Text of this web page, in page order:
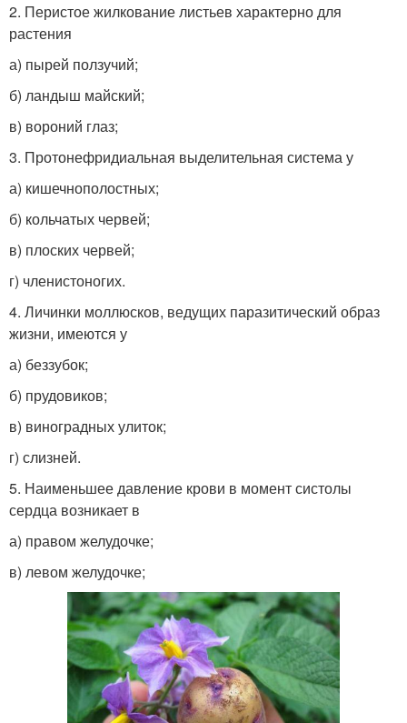
2. Перистое жилкование листьев характерно для
растения
а) пырей ползучий;
б) ландыш майский;
в) вороний глаз;
3. Протонефридиальная выделительная система у
а) кишечнополостных;
б) кольчатых червей;
в) плоских червей;
г) членистоногих.
4. Личинки моллюсков, ведущих паразитический образ
жизни, имеются у
а) беззубок;
б) прудовиков;
в) виноградных улиток;
г) слизней.
5. Наименьшее давление крови в момент систолы
сердца возникает в
а) правом желудочке;
в) левом желудочке;